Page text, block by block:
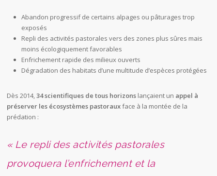
Abandon progressif de certains alpages ou pâturages trop
exposés
Repli des activités pastorales vers des zones plus sûres mais
moins écologiquement favorables
Enfrichement rapide des milieux ouverts
Dégradation des habitats d’une multitude d’espèces protégées
Dès 2014,34 scientifiques de tous horizonslançaient un appel à
préserver les écosystèmes pastorauxface à la montée de la
prédation :
« Le repli des activités pastorales
provoquera l’enfrichement et la